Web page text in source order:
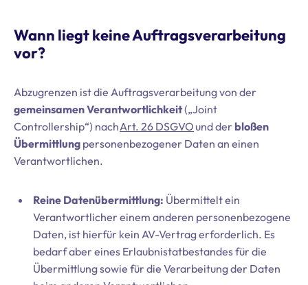
Wann liegt keine Auftragsverarbeitung
vor?
Abzugrenzen ist die Auftragsverarbeitung von der
gemeinsamen Verantwortlichkeit(„Joint
Controllership“) nachArt. 26 DSGVOund derbloßen
Übermittlung personenbezogener Daten an einen
Verantwortlichen.
Reine Datenübermittlung: Übermittelt ein
Verantwortlicher einem anderen personenbezogene
Daten, ist hierfür kein AV-Vertrag erforderlich. Es
bedarf aber eines Erlaubnistatbestandes für die
Übermittlung sowie für die Verarbeitung der Daten